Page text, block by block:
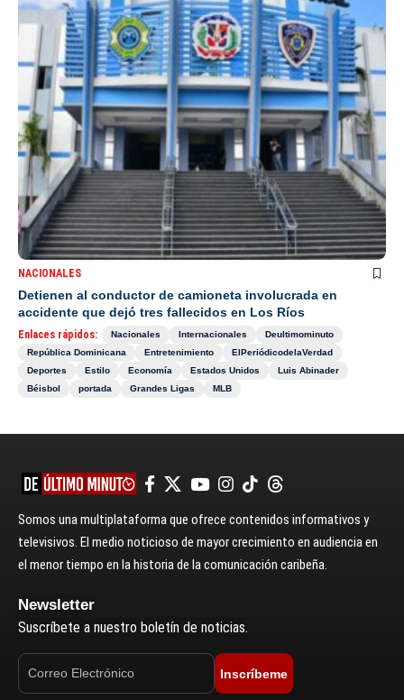
NACIONALES
Detienen al conductor de camioneta involucrada en
accidente que dejó tres fallecidos en Los Ríos
Enlaces rápidos: Nacionales Internacionales
Deultimominuto
República Dominicana
Entretenimiento
ElPeriódicodelaVerdad
Deportes
Estilo Economía Estados Unidos
Luis Abinader
Béisbol
portada Grandes Ligas MLB
Somos una multiplataforma que ofrece contenidos informativos y
televisivos. El medio noticioso de mayor crecimiento en audiencia en
el menor tiempo en la historia de la comunicación caribeña.
Newsletter
Suscríbete a nuestro boletín de noticias.
Inscríbeme